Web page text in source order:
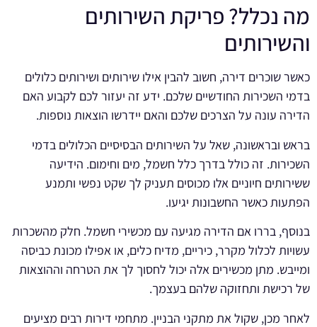
מה נכלל? פריקת השירותים
והשירותים
כאשר שוכרים דירה, חשוב להבין אילו שירותים ושירותים כלולים
בדמי השכירות החודשיים שלכם. ידע זה יעזור לכם לקבוע האם
הדירה עונה על הצרכים שלכם והאם יידרשו הוצאות נוספות.
בראש ובראשונה, שאל על השירותים הבסיסיים הכלולים בדמי
השכירות. זה כולל בדרך כלל חשמל, מים וחימום. הידיעה
ששירותים חיוניים אלו מכוסים תעניק לך שקט נפשי ותמנע
הפתעות כאשר החשבונות יגיעו.
בנוסף, בררו אם הדירה מגיעה עם מכשירי חשמל. חלק מהשכרות
עשויות לכלול מקרר, כיריים, מדיח כלים, או אפילו מכונת כביסה
ומייבש. מתן מכשירים אלה יכול לחסוך לך את הטרחה וההוצאות
של רכישת ותחזוקה שלהם בעצמך.
לאחר מכן, שקול את מתקני הבניין. מתחמי דירות רבים מציעים